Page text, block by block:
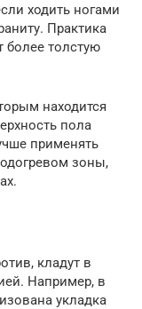
ходить ногами
Практика
более толстую
находится
пола
применять
зоны,
кладут в
Например, в
укладка